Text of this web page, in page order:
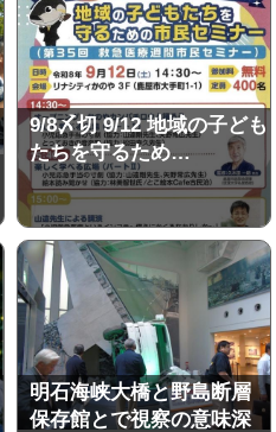
9/8〆切 9/12 地域の子ども
たちを守るため…
明石海峡大橋と野島断層
保存館とで視察の意味深